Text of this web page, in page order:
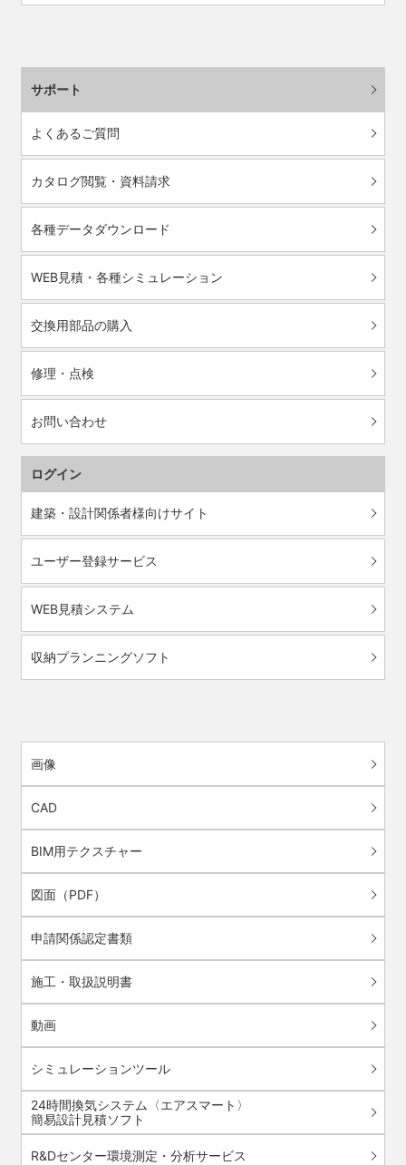
サポート
よくあるご質問
カタログ閲覧・資料請求
各種データダウンロード
WEB見積・各種シミュレーション
交換用部品の購入
修理・点検
お問い合わせ
ログイン
建築・設計関係者様向けサイト
ユーザー登録サービス
WEB見積システム
収納プランニングソフト
画像
CAD
BIM用テクスチャー
図面（PDF）
申請関係認定書類
施工・取扱説明書
動画
シミュレーションツール
24時間換気システム〈エアスマート〉
簡易設計見積ソフト
R&Dセンター環境測定・分析サービス